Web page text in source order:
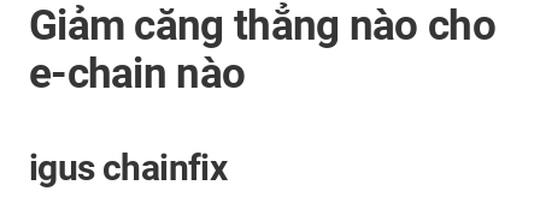
Giảm căng thẳng nào cho
e-chain nào
igus chainfix